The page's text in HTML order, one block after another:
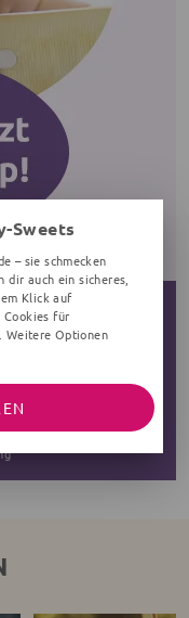
Sweets
– sie schmecken
dir auch ein sicheres,
Klick auf
Cookies für
Weitere Optionen